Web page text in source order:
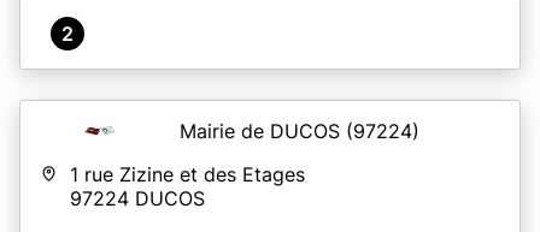
2
Mairie de DUCOS (97224)
1 rue Zizine et des Etages
97224 DUCOS